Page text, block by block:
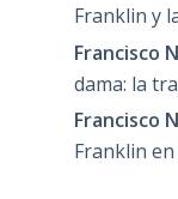
Franklin y
Francisco
dama: la
Francisco
Franklin en